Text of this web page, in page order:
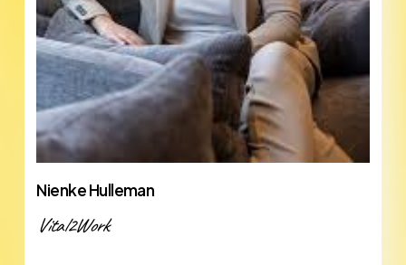
Nienke Hulleman
Vital2Work